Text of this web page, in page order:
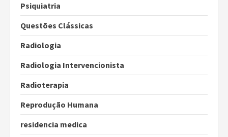
Psiquiatria
Questões Clássicas
Radiologia
Radiologia Intervencionista
Radioterapia
Reprodução Humana
residencia medica